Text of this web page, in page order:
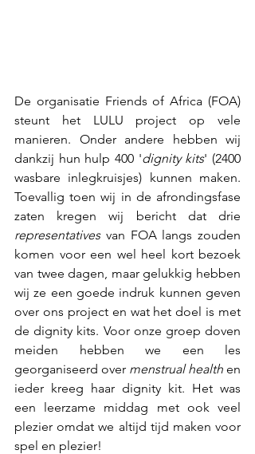
De organisatie Friends of Africa (FOA)
steunt het LULU project op vele
manieren. Onder andere hebben wij
dankzij hun hulp 400 'dignity kits' (2400
wasbare inlegkruisjes) kunnen maken.
Toevallig toen wij in de afrondingsfase
representatives van FOA langs zouden
komen voor een wel heel kort bezoek
van twee dagen, maar gelukkig hebben
wij ze een goede indruk kunnen geven
over ons project en wat het doel is met
de dignity kits. Voor onze groep doven
meiden hebben we een les
georganiseerd over menstrual health en
ieder kreeg haar dignity kit. Het was
een leerzame middag met ook veel
plezier omdat we altijd tijd maken voor
spel en plezier!